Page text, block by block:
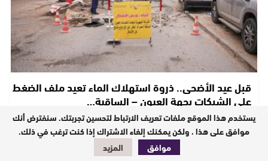
قبل عيد الأضحى.. ذروة استهلاك الماء تعيد ملف الضغط
على الشبكات بجهة العيون – الساقية…
يستخدم هذا الموقع ملفات تعريف الارتباط لتحسين تجربتك. سنفترض أنك
موافق على هذا ، ولكن يمكنك إلغاء الاشتراك إذا كنت ترغب في ذلك.
موافق
المزيد